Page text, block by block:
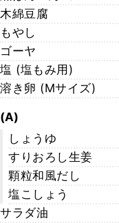
木綿豆腐
もやし
ゴーヤ
塩 (塩もみ用)
溶き卵 (Mサイズ)
(A)
しょうゆ
すりおろし生姜
顆粒和風だし
塩こしょう
サラダ油